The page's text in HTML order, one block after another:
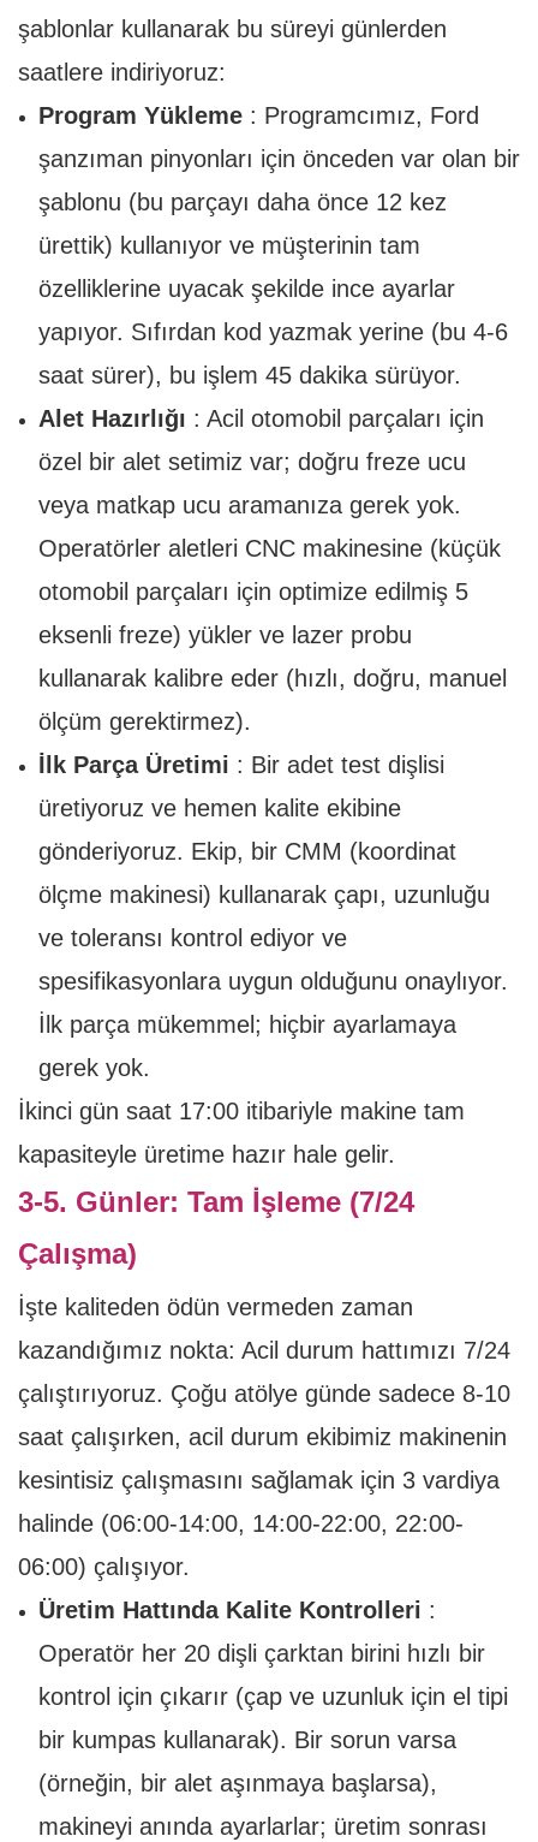
şablonlar kullanarak bu süreyi günlerden
saatlere indiriyoruz:
Program Yükleme: Programcımız, Ford
şanzıman pinyonları için önceden var olan bir
şablonu (bu parçayı daha önce 12 kez
ürettik) kullanıyor ve müşterinin tam
özelliklerine uyacak şekilde ince ayarlar
yapıyor. Sıfırdan kod yazmak yerine (bu 4-6
saat sürer), bu işlem 45 dakika sürüyor.
Alet Hazırlığı : Acil otomobil parçaları için
özel bir alet setimiz var; doğru freze ucu
veya matkap ucu aramanıza gerek yok.
Operatörler aletleri CNC makinesine (küçük
otomobil parçaları için optimize edilmiş 5
eksenli freze) yükler ve lazer probu
kullanarak kalibre eder (hızlı, doğru, manuel
ölçüm gerektirmez).
İlk Parça Üretimi : Bir adet test dişlisi
üretiyoruz ve hemen kalite ekibine
gönderiyoruz. Ekip, bir CMM (koordinat
ölçme makinesi) kullanarak çapı, uzunluğu
ve toleransı kontrol ediyor ve
spesifikasyonlara uygun olduğunu onaylıyor.
İlk parça mükemmel; hiçbir ayarlamaya
gerek yok.
İkinci gün saat 17:00 itibariyle makine tam
kapasiteyle üretime hazır hale gelir.
3-5. Günler: Tam İşleme (7/24
Çalışma)
İşte kaliteden ödün vermeden zaman
kazandığımız nokta: Acil durum hattımızı 7/24
çalıştırıyoruz. Çoğu atölye günde sadece 8-10
saat çalışırken, acil durum ekibimiz makinenin
kesintisiz çalışmasını sağlamak için 3 vardiya
halinde (06:00-14:00, 14:00-22:00, 22:00-
06:00) çalışıyor.
Üretim Hattında Kalite Kontrolleri :
Operatör her 20 dişli çarktan birini hızlı bir
kontrol için çıkarır (çap ve uzunluk için el tipi
bir kumpas kullanarak). Bir sorun varsa
(örneğin, bir alet aşınmaya başlarsa),
makineyi anında ayarlarlar; üretim sonrası